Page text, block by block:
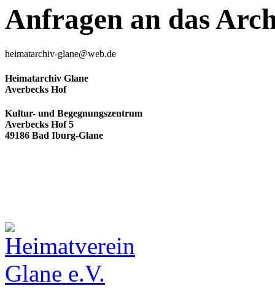
Anfragen an das
heimatarchiv-glane@web.de
Heimatarchiv Glane
Averbecks Hof
Kultur- und Begegnungszentrum
Averbecks Hof 5
49186 Bad Iburg-Glane